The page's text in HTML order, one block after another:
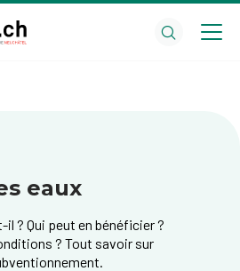
eaux
? Qui peut en bénéficier ?
? Tout savoir sur